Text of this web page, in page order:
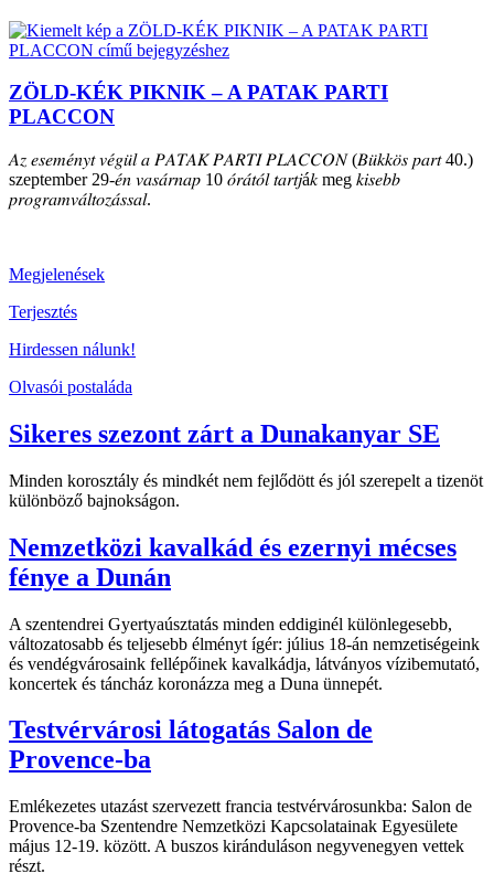
ZÖLD-KÉK PIKNIK – A PATAK PARTI
PLACCON
𝐴𝑧 𝑒𝑠𝑒𝑚𝑒́𝑛𝑦𝑡 𝑣𝑒́𝑔𝑢̈𝑙 𝑎 𝑃𝐴𝑇𝐴𝐾 𝑃𝐴𝑅𝑇𝐼 𝑃𝐿𝐴𝐶𝐶𝑂𝑁 (𝐵𝑢̈𝑘𝑘𝑜̈𝑠 𝑝𝑎𝑟𝑡 40.)
szeptember 29-𝑒́𝑛 𝑣𝑎𝑠𝑎́𝑟𝑛𝑎𝑝 10 𝑜́𝑟𝑎́𝑡𝑜́𝑙 𝑡𝑎𝑟𝑡𝑗á𝑘 meg 𝑘𝑖𝑠𝑒𝑏𝑏
𝑝𝑟𝑜𝑔𝑟𝑎𝑚𝑣𝑎́𝑙𝑡𝑜𝑧𝑎́𝑠𝑠𝑎𝑙.
Megjelenések
Terjesztés
Hirdessen nálunk!
Olvasói postaláda
Sikeres szezont zárt a Dunakanyar SE
Minden korosztály és mindkét nem fejlődött és jól szerepelt a tizenöt
különböző bajnokságon.
Nemzetközi kavalkád és ezernyi mécses
fénye a Dunán
A szentendrei Gyertyaúsztatás minden eddiginél különlegesebb,
változatosabb és teljesebb élményt ígér: július 18-án nemzetiségeink
és vendégvárosaink fellépőinek kavalkádja, látványos vízibemutató,
koncertek és táncház koronázza meg a Duna ünnepét.
Testvérvárosi látogatás Salon de
Provence-ba
Emlékezetes utazást szervezett francia testvérvárosunkba: Salon de
Provence-ba Szentendre Nemzetközi Kapcsolatainak Egyesülete
május 12-19. között. A buszos kiránduláson negyvenegyen vettek
részt.